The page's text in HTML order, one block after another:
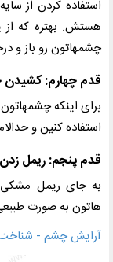
استفاده کردن از
هستش. بهتره که
چشمهاتون رو باز و
قدم چهارم:
برای اینکه
استفاده کنین و
قدم پنجم: ریمل زدن
به جای ریمل
هاتون به صورت
آرایش چشم -